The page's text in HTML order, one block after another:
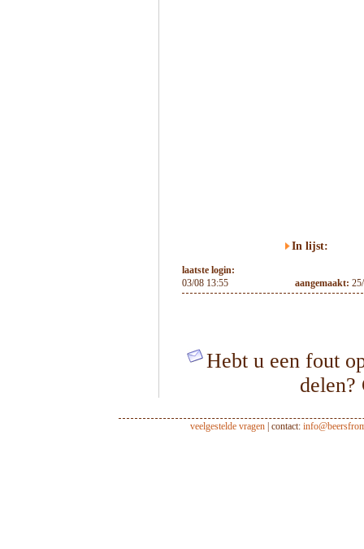
In lijst:
laatste login:
03/08 13:55
aangemaakt:
Hebt u een fout
veelgestelde vragen| contact: